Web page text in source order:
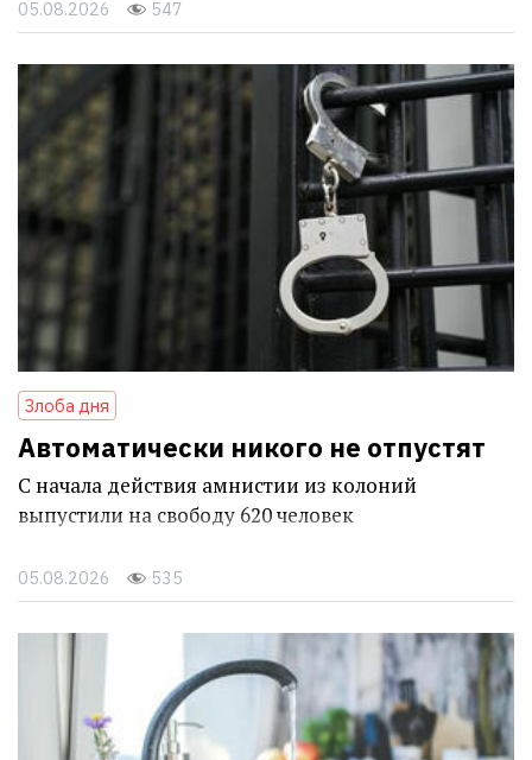
05.08.2026 547
Злоба дня
Автоматически никого не отпустят
С начала действия амнистии из колоний
выпустили на свободу 620 человек
05.08.2026 535